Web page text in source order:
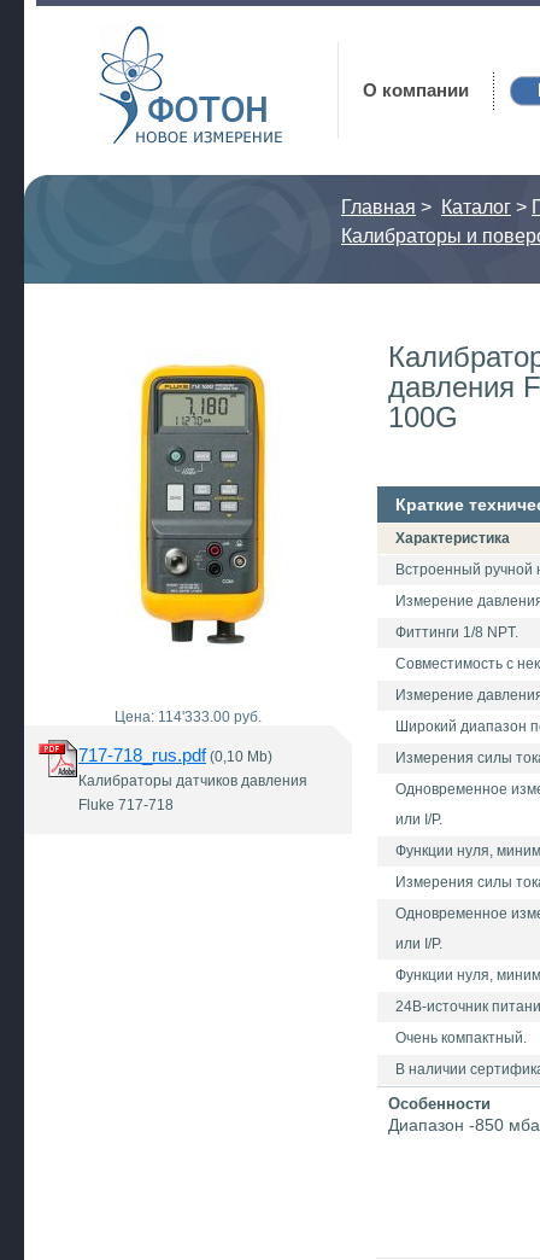
Фотон
О компании
Главная > Каталог >
Калибраторы и
Цена: 114'333.00 руб.
717-718_rus.pdf(0,10 Mb)
Калибраторы датчиков давления
Fluke 717-718
давления
100G
Краткие
Характеристика
Встроенный ручной
Измерение
Фиттинги 1/8 NPT.
Совместимость с
Измерение
Широкий диапазон
Измерения силы
Одновременное
или I/P.
Функции нуля,
Измерения силы
Одновременное
или I/P.
Функции нуля,
24В-источник
Очень компактный.
В наличии
Особенности
Диапазон -850